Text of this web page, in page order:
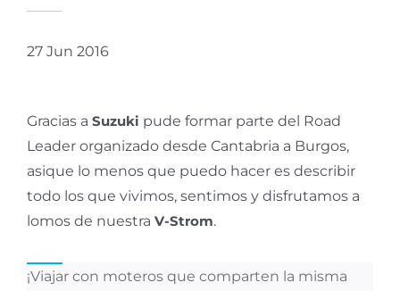
27 Jun 2016
Gracias a Suzuki pude formar parte del Road
Leader organizado desde Cantabria a Burgos,
asique lo menos que puedo hacer es describir
todo los que vivimos, sentimos y disfrutamos a
lomos de nuestra V-Strom.
¡Viajar con moteros que comparten la misma